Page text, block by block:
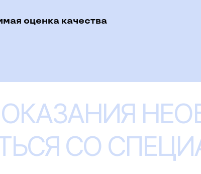
оценка качества
СО